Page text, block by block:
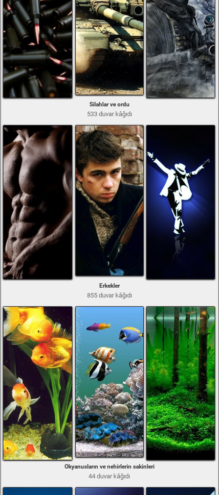
Silahlar ve ordu
533 duvar kâğıdı
Erkekler
855 duvar kâğıdı
Okyanusların ve nehirlerin sakinleri
44 duvar kâğıdı